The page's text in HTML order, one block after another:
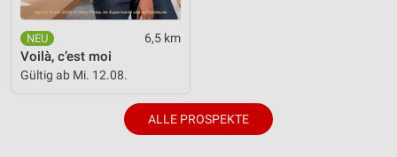
6,5 km
Voilà, c’est moi
Gültig ab Mi. 12.08.
ALLE PROSPEKTE